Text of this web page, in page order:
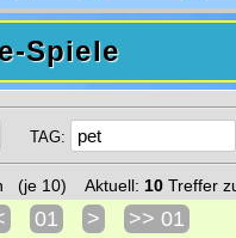
Spiele
TAG:
(je 10) Aktuell: 10Treffer
01 > >> 01